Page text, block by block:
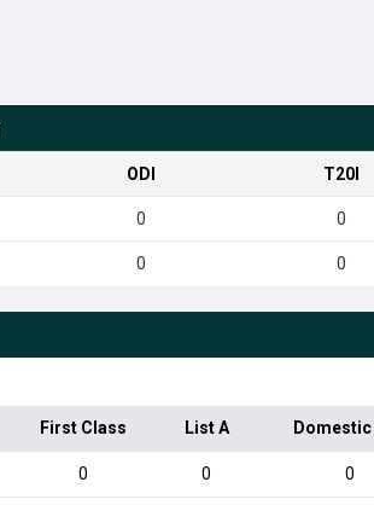
ODI T20I
0 0
0 0
First Class List A
0 0 0